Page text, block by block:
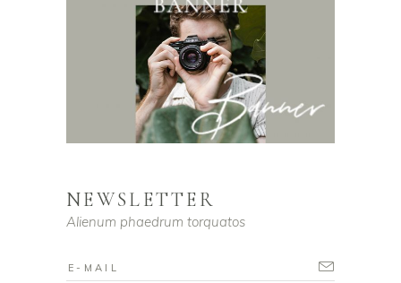
NEWSLETTER
Alienum phaedrum torquatos